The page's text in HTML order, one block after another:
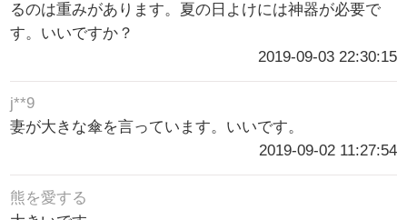
るのは重みがあります。夏の日よけには神器が必要で
す。いいですか？
2019-09-03 22:30:15
j**9
妻が大きな傘を言っています。いいです。
2019-09-02 11:27:54
熊を愛する